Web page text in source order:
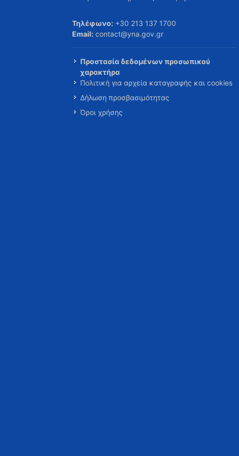
Τηλέφωνο: +30 213 137 1700
Email: contact@yna.gov.gr
Προστασία δεδομένων προσωπικού
χαρακτήρα
Πολιτική για αρχεία καταγραφής και cookies
Δήλωση προσβασιμότητας
Όροι χρήσης